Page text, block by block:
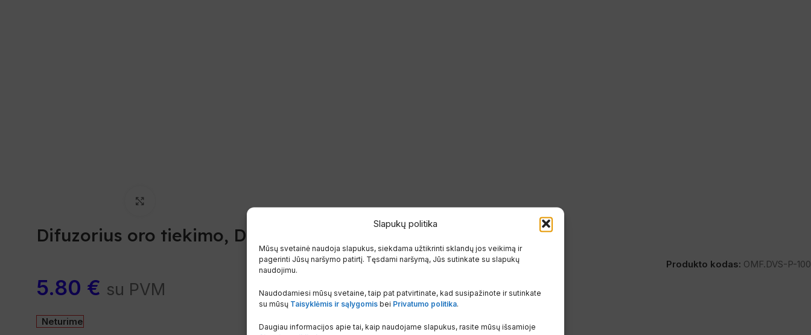
Slapukų politika
Mūsų svetainė naudoja slapukus, siekdama užtikrinti sklandų jos veikimą ir
pagerinti Jūsų naršymo patirtį. Tęsdami naršymą, Jūs sutinkate su slapukų
naudojimu.
Naudodamiesi mūsų svetaine, taip pat patvirtinate, kad susipažinote ir sutinkate
su mūsų Taisyklėmis ir sąlygomis bei Privatumo politika.
Daugiau informacijos apie tai, kaip naudojame slapukus, rasite mūsų išsamioje
Difuzorius oro tiekimo, DN 100
Produkto kodas: OMF.DVS-P-100
5.80 € su PVM
Neturime